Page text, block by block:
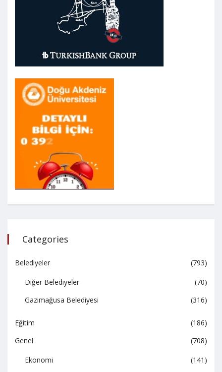
Categories
Belediyeler (793)
Diğer Belediyeler
(70)
Gazimağusa Belediyesi
(316)
Eğitim
(186)
Genel
(708)
Ekonomi (141)